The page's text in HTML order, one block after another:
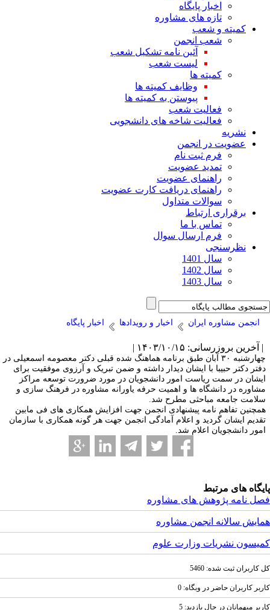
اخبار پایگاه
تازه های مشاوره
کمیته و شعب
شعب انجمن
آئین نامه تشکیل شعب
لیست شعب
کمیته ها
وظایف کمیته ها
پیوستن به کمیته ها
فعالیت شعب
فعالیت شاخه های دانشجویی
نشریه
عضویت در انجمن
فرم ثبت نام
تمدید عضویت
راهنمای عضویت
راهنمای دریافت کارت عضویت
سوالات متداول
برقراری ارتباط
تماس با ما
فرم ارسال سوال
نظرسنجی
سال 1401
سال 1402
سال 1403
انجمن مشاوره ایران اخبار و رویدادها اخبار پایگاه
بروزرسانی: ۱۴۰۳/۱۰/۱۵ |
چهارشنبه ۳۰ آبان طبق برنامه هماهنگ شده قبلی دکتر معصومه اسمعیلی در
دکتر حبیبا با ایشان دیدار داشته و ضمن تبریک و آرزوی موفقیت برای
در سمت ریاست امور دانشجویان در مورد ضرورت توسعه مراکز
در دانشگاه ها و اهمیت حرفه یاورانه مشاوره در فرهنگ سازی و
جامعه مباحثی مطرح شد.
تفاهم نامه پیشنهادی انجمن جهت افزایش همکاری های فی مابین
ایشان گردید و اعلام آمادگی انجمن جهت هر گونه همکاری با سازمان
دانشجویان اعلام شد.
های مرتبط
نامه پژوهش های مشاوره
سالانه انجمن مشاوره
نشریات وزارت علوم
ثبت شده: 5460
کاربران حاضر در وبگاه: 0
ميهمانان در حال بازديد: 5